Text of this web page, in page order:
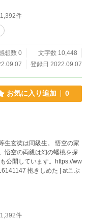
件
想数 0
文字数 10,448
登録日 2022.09.07
お気に入り追加 0
は同級生。 悟空の家
悟空の両親は幻の蟠桃を探
抱きしめた | atこぶ
件